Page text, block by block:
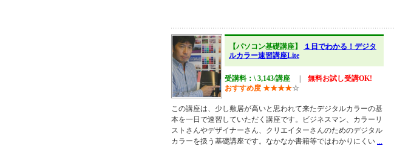
【パソコン基礎講座】
１日でわかる！デジタ
ルカラー速習講座Lite
受講料：\ 3,143/講座
無料お試し受講OK!
おすすめ度 ★★★★☆
この講座は、少し敷居が高いと思われて来たデジタルカラーの基
本を一日で速習していただく講座です。ビジネスマン、カラーリ
ストさんやデザイナーさん、クリエイターさんのためのデジタル
カラーを扱う基礎講座です。なかなか書籍等ではわかりにくい ...